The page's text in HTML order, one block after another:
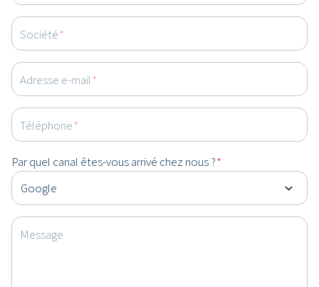
Société*
Adresse e-mail*
Téléphone*
Par quel canal êtes-vous arrivé chez nous ?*
Message